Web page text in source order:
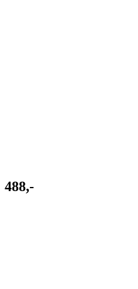
488,-